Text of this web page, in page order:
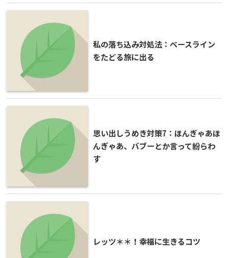
私の落ち込み対処法：ベースライン
をたどる旅に出る
思い出しうめき対策7：ほんぎゃあほ
んぎゃあ、バブーとか言って紛らわ
す
レッツ＊＊！幸福に生きるコツ